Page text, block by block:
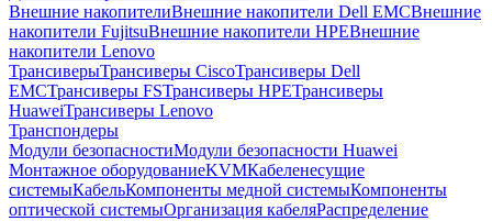
Внешние накопителиВнешние накопители Dell EMCВнешние
накопители FujitsuВнешние накопители HPEВнешние
накопители Lenovo
ТрансиверыТрансиверы CiscoТрансиверы Dell
EMCТрансиверы FSТрансиверы HPEТрансиверы
HuaweiТрансиверы Lenovo
Транспондеры
Модули безопасностиМодули безопасности Huawei
Монтажное оборудованиеKVMКабеленесущие
системыКабельКомпоненты медной системыКомпоненты
оптической системыОрганизация кабеляРаспределение